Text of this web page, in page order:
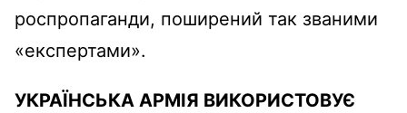
роспропаганди, поширений так званими
«експертами».
УКРАЇНСЬКА АРМІЯ ВИКОРИСТОВУЄ